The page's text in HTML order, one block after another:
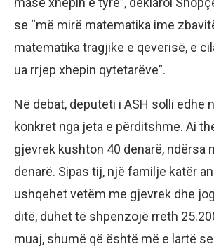
se “më mirë matematika ime
matematika tragjike e qeverisë, e
ua rrjep xhepin qytetarëve”.
Në debat, deputeti i ASH solli edhe
konkret nga jeta e përditshme. Ai
gjevrek kushton 40 denarë, ndërsa
denarë. Sipas tij, një familje katër
ushqehet vetëm me gjevrek dhe
ditë, duhet të shpenzojë rreth
muaj, shumë që është më e lartë